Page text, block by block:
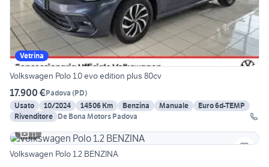
Vetrina
Volkswagen Polo 1.0 evo edition plus 80cv
17.900 €Padova (PD)
Usato
10/2024 14506 Km Benzina Manuale
Euro 6d-TEMP
Rivenditore De Bona Motors Padova
11
Volkswagen Polo 1.2 BENZINA